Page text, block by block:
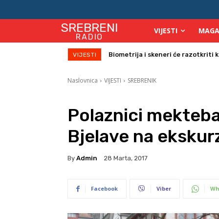
SREBRENI
RADIO
VIJESTI
VIJESTI Počinje isplata julskih naknada
Naslovnica VIJESTI SREBRENIK
Polaznici
Bjelave na
By Admin 28 Marta, 2017
Facebook Viber